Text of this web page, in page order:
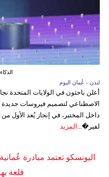
لندن - عُمان اليوم
أعلن باحثون في الولايات المتحدة
الاصطناعي لتصميم فيروسات جديدة
داخل المختبر، في إنجاز يُعد الأول
لفير�...
المزيد
اليونسكو تعتمد مبادرة
قلعة